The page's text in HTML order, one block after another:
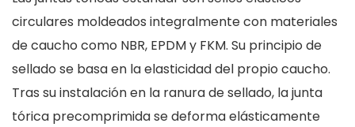
circulares moldeados integralmente con materiales
de caucho como NBR, EPDM y FKM. Su principio de
sellado se basa en la elasticidad del propio caucho.
Tras su instalación en la ranura de sellado, la junta
tórica precomprimida se deforma elásticamente